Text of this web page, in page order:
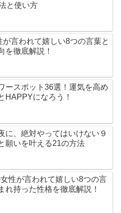
と使い方
が言われて嬉しい8つの言葉と
を徹底解説！
ースポット36選！運気を高め
HAPPYになろう！
に、絶対やってはいけない９
願いを叶える21の方法
性が言われて嬉しい8つの言
れ持った性格を徹底解説！